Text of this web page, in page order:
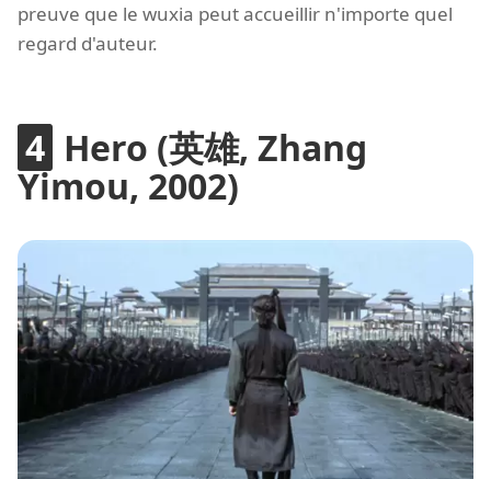
preuve que le wuxia peut accueillir n'importe quel
regard d'auteur.
Hero (英雄, Zhang
Yimou, 2002)